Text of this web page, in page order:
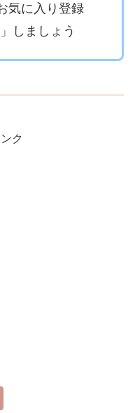
気に入り登録
しましょう
ク